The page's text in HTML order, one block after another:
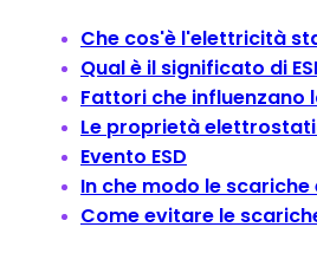
Che cos'è l'elettricità
Qual è il significato di
Fattori che
Le proprietà
Evento ESD
In che modo le
Come evitare le